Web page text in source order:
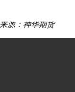
源：神华期货